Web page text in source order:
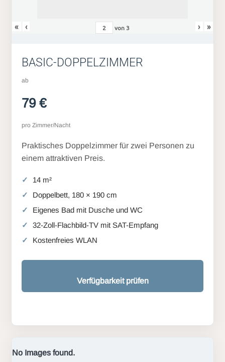
« ‹ von3 › »
BASIC-DOPPELZIMMER
ab
79 €
pro Zimmer/Nacht
Praktisches Doppelzimmer für zwei Personen zu
einem attraktiven Preis.
14 m²
Doppelbett, 180 × 190 cm
Eigenes Bad mit Dusche und WC
32-Zoll-Flachbild-TV mit SAT-Empfang
Kostenfreies WLAN
Verfügbarkeit prüfen
No Images found.